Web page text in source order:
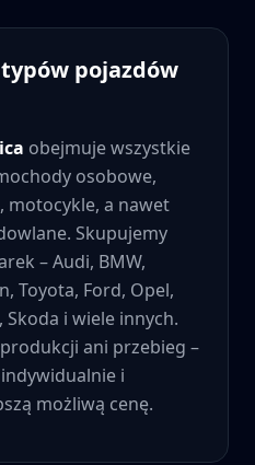
pojazdów
obejmuje wszystkie
osobowe,
motocykle, a nawet
Skupujemy
– Audi, BMW,
Toyota, Ford, Opel,
Skoda i wiele innych.
ani przebieg –
i
możliwą cenę.